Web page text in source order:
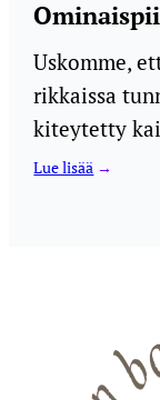
Uskomme,
rikkaissa
kiteytetty
Lue lisää →